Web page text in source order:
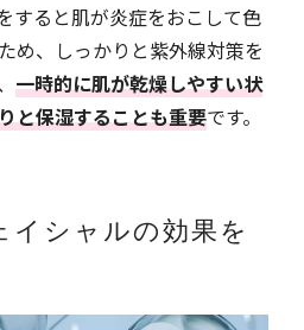
すると肌が炎症をおこして色
め、しっかりと紫外線対策を
一時的に肌が乾燥しやすい状
と保湿することも重要です。
イシャルの効果を